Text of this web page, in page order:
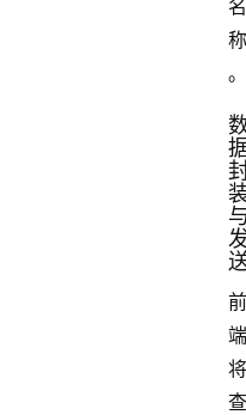
名
称
。
前
端
将
查